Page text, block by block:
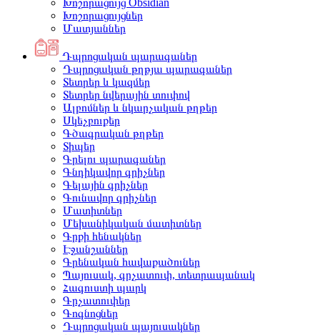
Խոշորացույց Obsidian
Խոշորացույցներ
Մատյաններ
Դպրոցական պարագաներ
Դպրոցական թղթյա պարագաներ
Տետրեր և կազմեր
Տետրեր նվերային տուփով
Ալբոմներ և նկարչական թղթեր
Սկեչբուքեր
Գծագրական թղթեր
Տիպեր
Գրելու պարագաներ
Գնդիկավոր գրիչներ
Գելային գրիչներ
Գունավոր գրիչներ
Մատիտներ
Մեխանիկական մատիտներ
Գրքի հենակներ
Էջանշաններ
Գրենական հավաքածուներ
Պայուսակ, գրչատուփ, տետրապանակ
Հագուստի պարկ
Գրչատուփեր
Գոգնոցներ
Դպրոցական պայուսակներ